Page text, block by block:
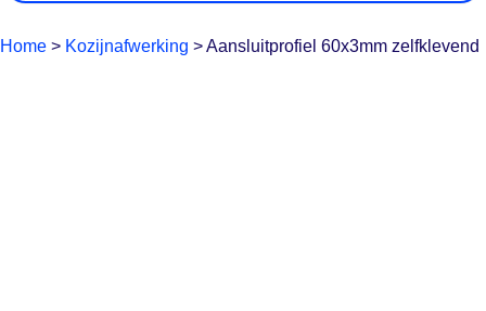
Home > Kozijnafwerking >Aansluitprofiel 60x3mm zelfklevend